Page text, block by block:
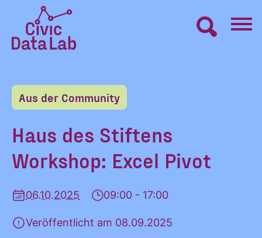
Inhalt
springen
Lab
Startseite
LERNEN
MACHEN
BLOG
Aus der Community
Haus des Stiftens
Workshop: Excel Pivot
06.10.2025 09:00 - 17:00
Veröffentlicht am 08.09.2025